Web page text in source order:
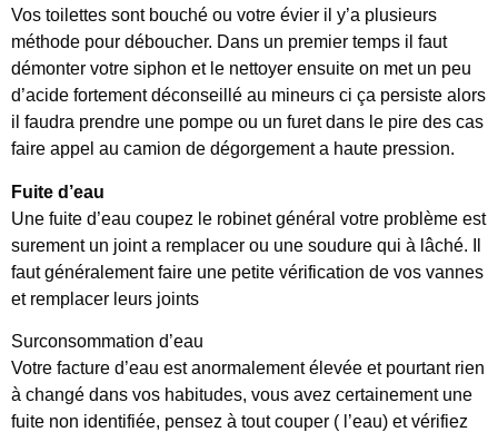
Vos toilettes sont bouché ou votre évier il y’a plusieurs
méthode pour déboucher. Dans un premier temps il faut
démonter votre siphon et le nettoyer ensuite on met un peu
d’acide fortement déconseillé au mineurs ci ça persiste alors
il faudra prendre une pompe ou un furet dans le pire des cas
faire appel au camion de dégorgement a haute pression.
Fuite d’eau
Une fuite d’eau coupez le robinet général votre problème est
surement un joint a remplacer ou une soudure qui à lâché. Il
faut généralement faire une petite vérification de vos vannes
et remplacer leurs joints
Surconsommation d’eau
Votre facture d’eau est anormalement élevée et pourtant rien
à changé dans vos habitudes, vous avez certainement une
fuite non identifiée, pensez à tout couper ( l’eau) et vérifiez